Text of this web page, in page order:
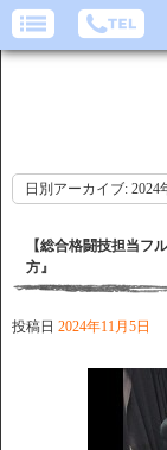
日別アーカイブ: 2024
【総合格闘技担当フ
方』
投稿日 2024年11月5日